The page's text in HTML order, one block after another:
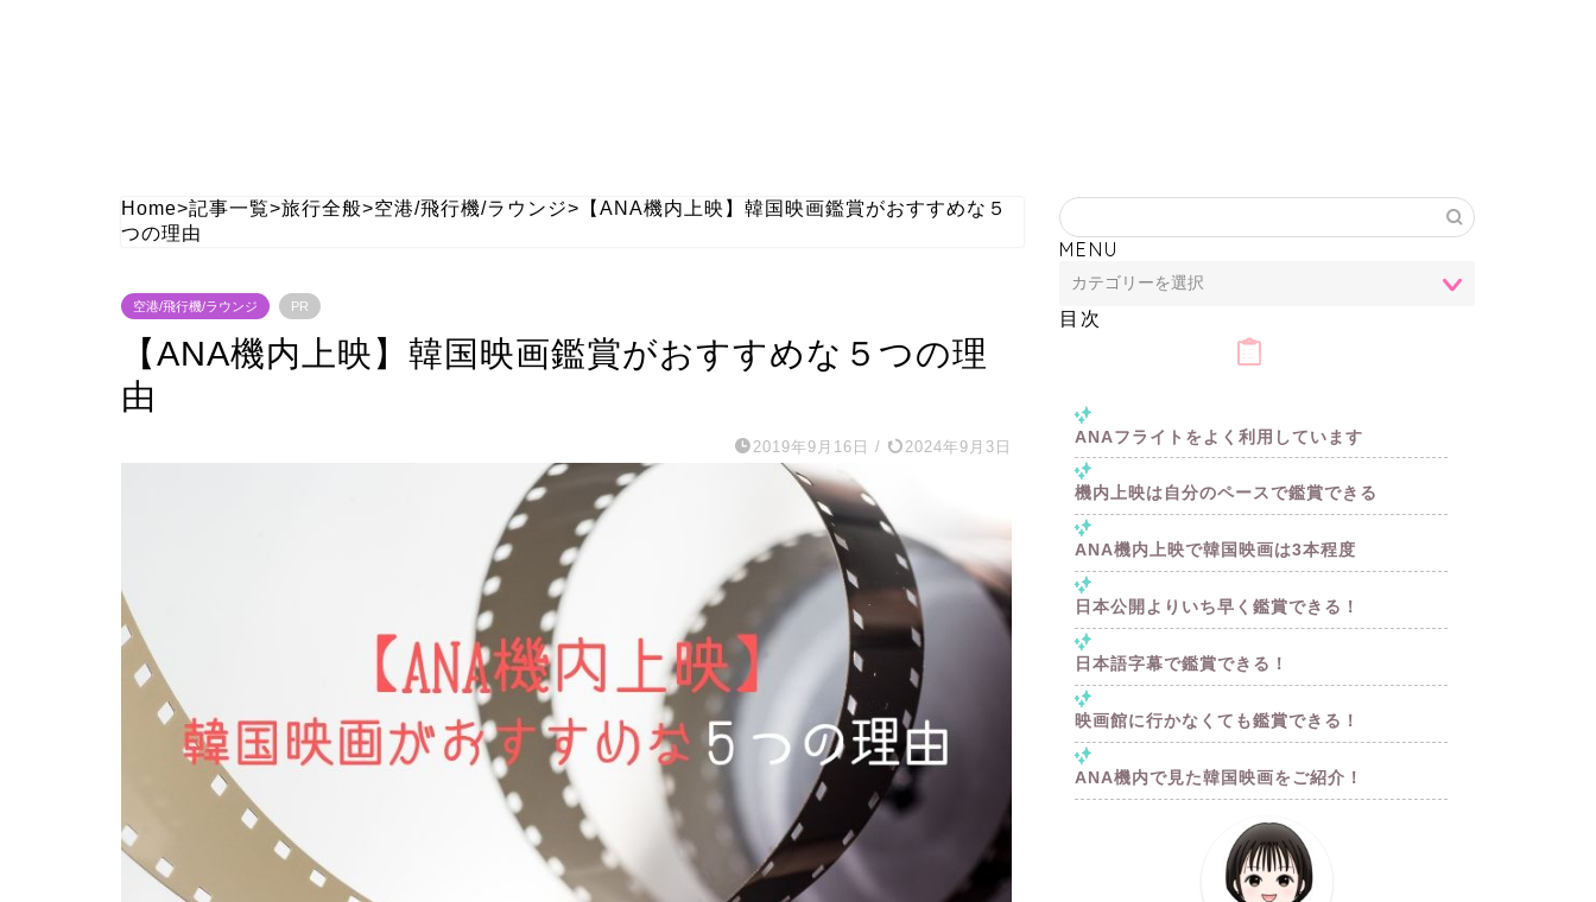
Home>記事一覧>旅行全般>空港/飛行機/ラウンジ> 【ANA機内上映】韓国映画鑑賞がおすすめな５
つの理由
空港/飛行機/ラウンジ PR
【ANA機内上映】韓国映画鑑賞がおすすめな５つの理
由
2019年9月16日 / 2024年9月3日
MENU
目次
ANAフライトをよく利用しています
機内上映は自分のペースで鑑賞できる
ANA機内上映で韓国映画は3本程度
日本公開よりいち早く鑑賞できる！
日本語字幕で鑑賞できる！
映画館に行かなくても鑑賞できる！
ANA機内で見た韓国映画をご紹介！